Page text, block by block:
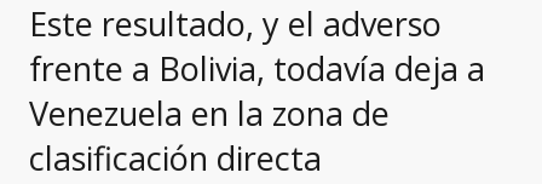
Este resultado, y el adverso
frente a Bolivia, todavía deja a
Venezuela en la zona de
clasificación directa